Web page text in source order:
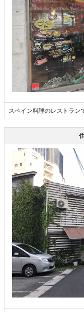
スペイン料理のレストラン